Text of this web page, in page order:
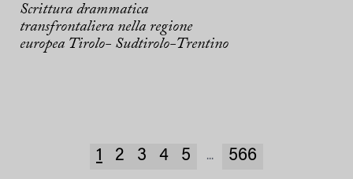
Scrittura drammatica
transfrontaliera nella regione
europea Tirolo- Sudtirolo-Trentino
1 2 3 4 5 ... 566